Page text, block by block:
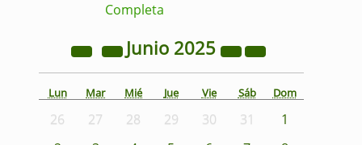
Completa
Junio 2025
Lun Mar Mié Jue Vie Sáb Dom
26 27 28 29 30 31
1